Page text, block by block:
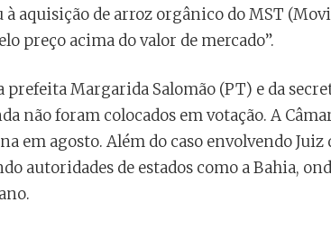
aquisição de arroz orgânico do MST
preço acima do valor de mercado”.
prefeita Margarida Salomão (PT) e da
não foram colocados em votação. A
em agosto. Além do caso envolvendo Juiz
autoridades de estados como a Bahia,